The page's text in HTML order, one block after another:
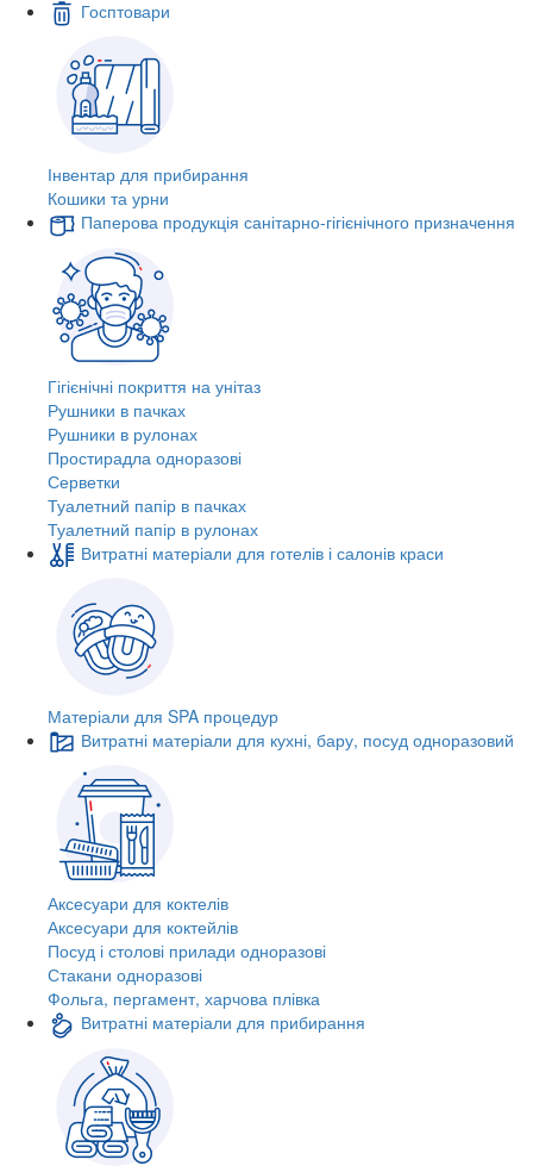
Госптовари
Інвентар для прибирання
Кошики та урни
Паперова продукція санітарно-гігієнічного призначення
Гігієнічні покриття на унітаз
Рушники в пачках
Рушники в рулонах
Простирадла одноразові
Серветки
Туалетний папір в пачках
Туалетний папір в рулонах
Витратні матеріали для готелів і салонів краси
Матеріали для SPA процедур
Витратні матеріали для кухні, бару, посуд одноразовий
Аксесуари для коктелів
Аксесуари для коктейлів
Посуд і столові прилади одноразові
Стакани одноразові
Фольга, пергамент, харчова плівка
Витратні матеріали для прибирання